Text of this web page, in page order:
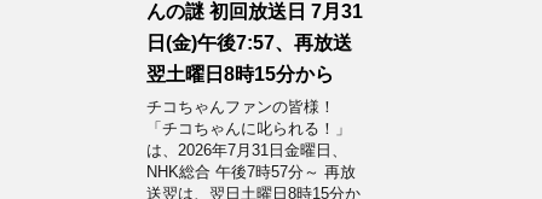
んの謎 初回放送日 7月31
日(金)午後7:57、再放送
翌土曜日8時15分から
チコちゃんファンの皆様！
「チコちゃんに叱られる！」​
は、2026年7月31日金曜日、
NHK総合 午後7時57分～ 再放
送翌は、翌日土曜日8時15分か